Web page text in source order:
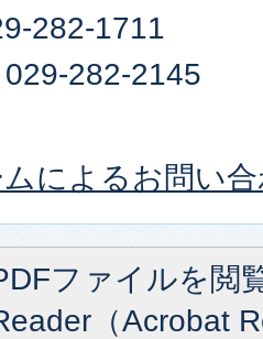
282-1711
282-2145
によるお問い
ファイルを閲
（Acrobat